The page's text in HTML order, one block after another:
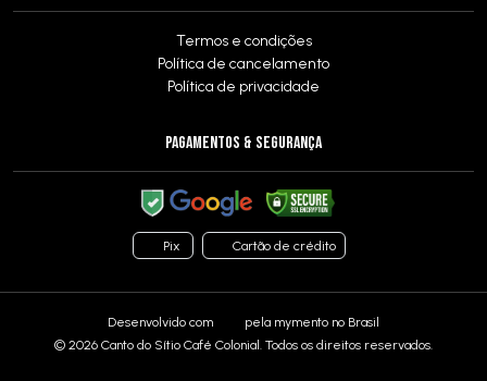
Termos e condições
Política de cancelamento
Política de privacidade
PAGAMENTOS & SEGURANÇA
Pix Cartão de crédito
Desenvolvido com pela mymento no Brasil
© 2026 Canto do Sítio Café Colonial. Todos os direitos reservados.